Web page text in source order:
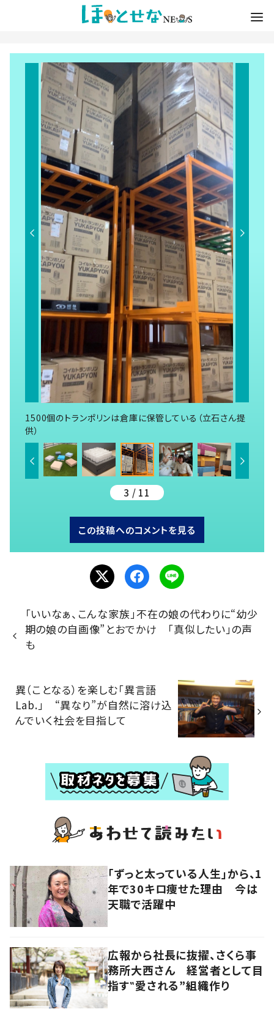
1500個のトランポリンは倉庫に保管している（立石さん提
供）
3 / 11
この投稿へのコメントを見る
「いいなぁ、こんな家族」不在の娘の代わりに“幼少
期の娘の自画像”とおでかけ 「真似したい」の声
も
異（ことなる）を楽しむ「異言語
Lab.」 “異なり”が自然に溶け込
んでいく社会を目指して
「ずっと太っている人生」から、1
年で30キロ痩せた理由 今は
天職で活躍中
広報から社長に抜擢、さくら事
務所大西さん 経営者として目
指す‟愛される”組織作り